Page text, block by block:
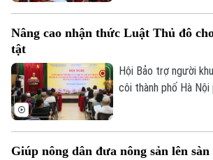
Tư vấn sức khỏe
Quần vợt
Golf
Sao
Điện ảnh
Thời trang
Âm nhạc
hội viên người cao
Nâng cao nhận thức Luật Thủ đô
tật
Hội Bảo trợ người
côi thành phố Hà Nội
cho cán bộ và người
Giúp nông dân đưa nông sản lên sàn